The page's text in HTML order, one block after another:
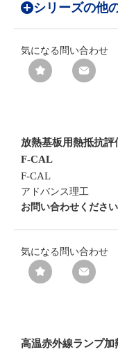
シリーズの他
気になる 問い合わせ
放熱基板用熱抵抗評
F-CAL
F-CAL
アドバンス理工
お問い合わせください
気になる 問い合わせ
高温赤外線ランプ加